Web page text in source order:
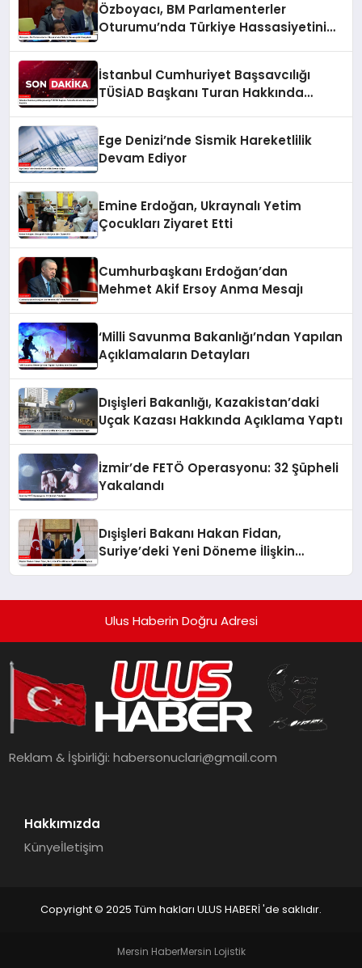
Özboyacı, BM Parlamenterler
Oturumu’nda Türkiye Hassasiyetini
İstanbul Cumhuriyet Başsavcılığı
TÜSİAD Başkanı Turan Hakkında
Ege Denizi’nde Sismik Hareketlilik
Devam Ediyor
Emine Erdoğan, Ukraynalı Yetim
Çocukları Ziyaret Etti
Cumhurbaşkanı Erdoğan’dan
Mehmet Akif Ersoy Anma Mesajı
‘Milli Savunma Bakanlığı’ndan Yapılan
Açıklamaların Detayları
Dışişleri Bakanlığı, Kazakistan’daki
Uçak Kazası Hakkında Açıklama Yaptı
İzmir’de FETÖ Operasyonu: 32 Şüpheli
Yakalandı
Dışişleri Bakanı Hakan Fidan,
Suriye’deki Yeni Döneme İlişkin
Ulus Haberin Doğru Adresi
Reklam & İşbirliği:habersonuclari@gmail.com
Hakkımızda
Künyeİletişim
Copyright © 2025 Tüm hakları ULUS HABERİ 'de saklıdır.
Mersin HaberMersin Lojistik